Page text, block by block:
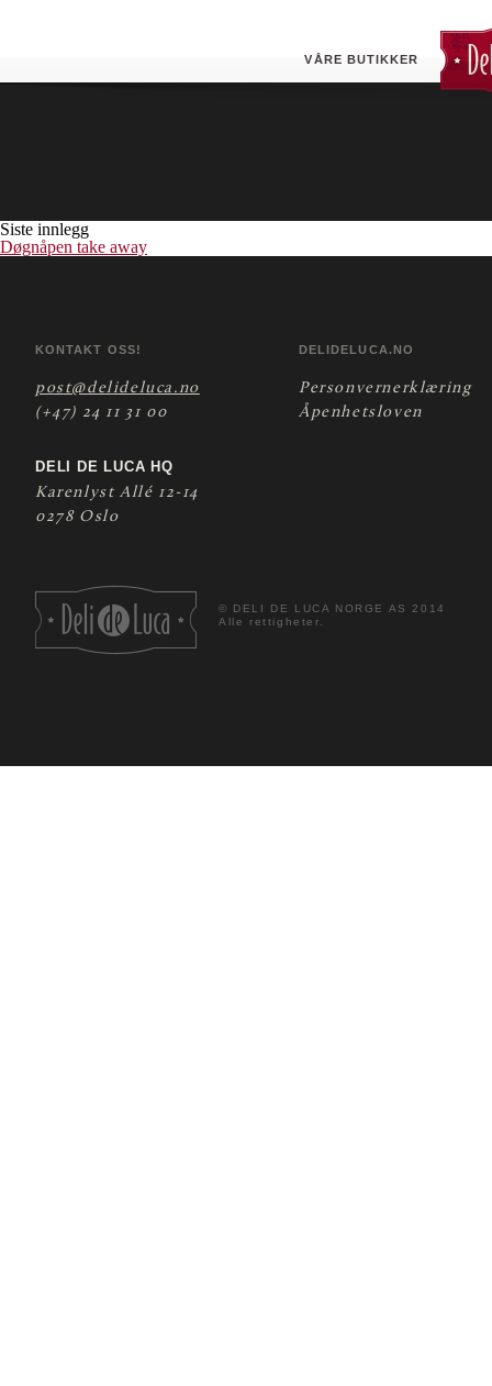
VÅRE BUTIKKER
Siste innlegg
Døgnåpen take away
KONTAKT OSS!
post@delideluca.no
(+47) 24 11 31 00
DELI DE LUCA HQ
Karenlyst Allé 12-14
0278 Oslo
DELIDELUCA.NO
Personvernerklæring
Åpenhetsloven
© DELI DE LUCA NORGE AS 2014
Alle rettigheter.